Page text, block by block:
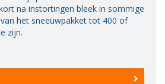
na instortingen bleek in sommige
het sneeuwpakket tot 400 of
zijn.